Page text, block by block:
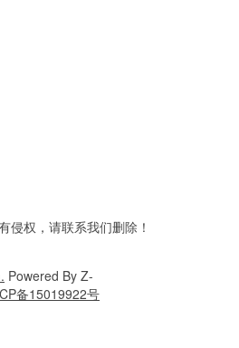
侵权，请联系我们删除！
Powered By Z-
备15019922号